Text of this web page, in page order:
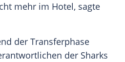
mehr im Hotel, sagte
der Transferphase
der Sharks